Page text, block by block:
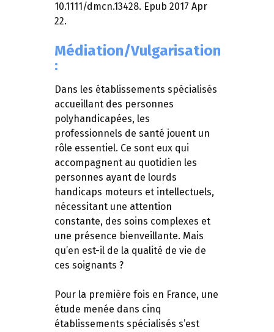
10.1111/dmcn.13428. Epub 2017 Apr
22.
Médiation/Vulgarisation
:
Dans les établissements spécialisés
accueillant des personnes
polyhandicapées, les
professionnels de santé jouent un
rôle essentiel. Ce sont eux qui
accompagnent au quotidien les
personnes ayant de lourds
handicaps moteurs et intellectuels,
nécessitant une attention
constante, des soins complexes et
une présence bienveillante. Mais
qu’en est-il de la qualité de vie de
ces soignants ?
Pour la première fois en France, une
étude menée dans cinq
établissements spécialisés s’est